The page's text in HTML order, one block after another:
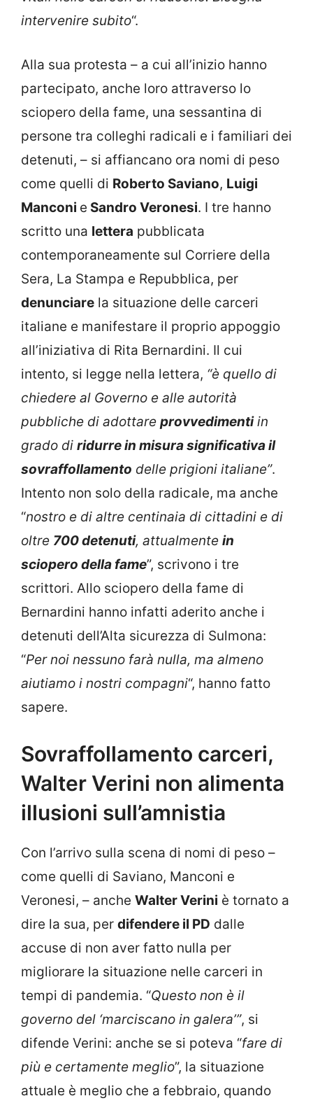
intervenire subito“.
Alla sua protesta – a cui all’inizio hanno
partecipato, anche loro attraverso lo
sciopero della fame, una sessantina di
persone tra colleghi radicali e i familiari dei
detenuti, – si affiancano ora nomi di peso
come quelli di Roberto Saviano, Luigi
Manconi e Sandro Veronesi. I tre hanno
scritto una lettera pubblicata
contemporaneamente sul Corriere della
Sera, La Stampa e Repubblica, per
denunciare la situazione delle carceri
italiane e manifestare il proprio appoggio
all’iniziativa di Rita Bernardini. Il cui
intento, si legge nella lettera, “è quello di
chiedere al Governo e alle autorità
pubbliche di adottare provvedimentiin
grado di ridurre in misura significativa il
sovraffollamento delle prigioni italiane”.
Intento non solo della radicale, ma anche
“nostro e di altre centinaia di cittadini e di
oltre 700 detenuti, attualmente in
sciopero della fame”, scrivono i tre
scrittori. Allo sciopero della fame di
Bernardini hanno infatti aderito anche i
detenuti dell’Alta sicurezza di Sulmona:
“Per noi nessuno farà nulla, ma almeno
aiutiamo i nostri compagni“, hanno fatto
sapere.
Sovraffollamento carceri,
Walter Verini non alimenta
illusioni sull’amnistia
Con l’arrivo sulla scena di nomi di peso –
come quelli di Saviano, Manconi e
Veronesi, – anche Walter Verini è tornato a
dire la sua, per difendere il PD dalle
accuse di non aver fatto nulla per
migliorare la situazione nelle carceri in
tempi di pandemia. “Questo non è il
governo del ‘marciscano in galera’”, si
difende Verini: anche se si poteva “fare di
più e certamente meglio”, la situazione
attuale è meglio che a febbraio, quando